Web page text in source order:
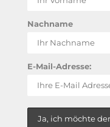
Nachname
E-Mail-Adresse: